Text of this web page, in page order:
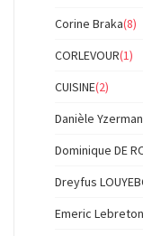
Corine Braka(8)
CORLEVOUR(1)
CUISINE(2)
Danièle Yzerman
Dominique DE
Dreyfus
Emeric Lebreton